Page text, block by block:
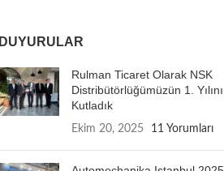
DUYURULAR
Rulman Ticaret Olarak NSK
Distribütörlüğümüzün 1. Yılını
Kutladık
Ekim 20, 2025 11 Yorumları